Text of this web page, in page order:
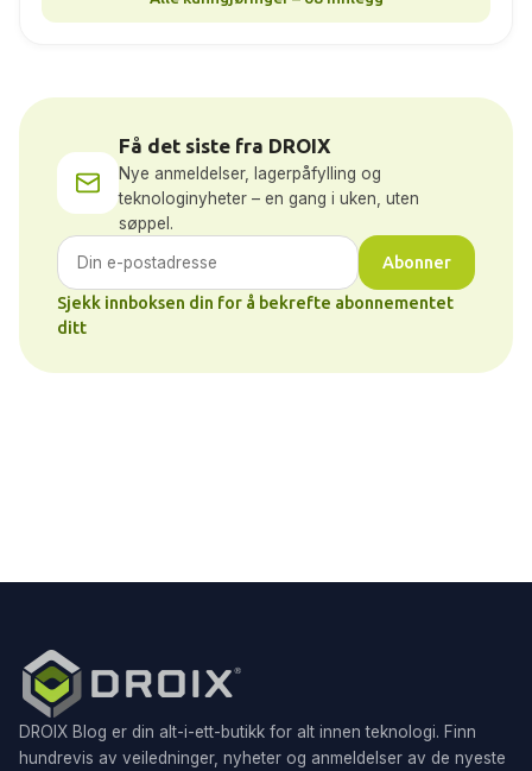
Få det siste fra DROIX
Nye anmeldelser, lagerpåfylling og
teknologinyheter – en gang i uken, uten
søppel.
Abonner
Sjekk innboksen din for å bekrefte abonnementet
ditt
DROIX Blog er din alt-i-ett-butikk for alt innen teknologi. Finn
hundrevis av veiledninger, nyheter og anmeldelser av de nyeste